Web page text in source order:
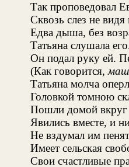
Так проповедовал
Сквозь слез не видя
Едва дыша, без
Татьяна слушала
Он подал руку ей.
(Как говорится,
Татьяна молча
Головкой томною
Пошли домой вкруг
Явились вместе, и
Не вздумал им
Имеет сельская
Свои счастливые